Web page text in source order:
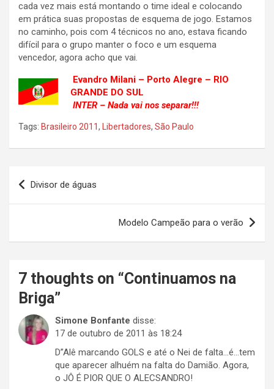
cada vez mais está montando o time ideal e colocando
em prática suas propostas de esquema de jogo. Estamos
no caminho, pois com 4 técnicos no ano, estava ficando
difícil para o grupo manter o foco e um esquema
vencedor, agora acho que vai.
Evandro Milani – Porto Alegre – RIO
GRANDE DO SUL
INTER – Nada vai nos separar!!!
Tags: Brasileiro 2011, Libertadores, São Paulo
Navegação
de
Divisor de águas
Modelo Campeão para o verão
7 thoughts on “Continuamos na
Briga”
Simone Bonfante disse:
17 de outubro de 2011 às 18:24
D”Alê marcando GOLS e até o Nei de falta…é…tem
que aparecer alhuém na falta do Damião. Agora,
o JÔ É PIOR QUE O ALECSANDRO!